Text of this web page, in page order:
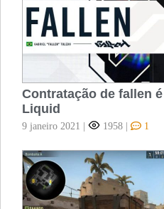
Contratação de fallen
Liquid
9 janeiro 2021 | 1958 | 1